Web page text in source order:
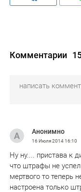
Комментарии
Анонимно
16 Июля 201416:10
Ну ну.... пристава к
что штрафы не
мертвого то теперь
настроена только